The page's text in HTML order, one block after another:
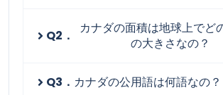
Q2．
カナダの面積は地球上でど
の大きさなの？
Q3． カナダの公用語は何語なの？